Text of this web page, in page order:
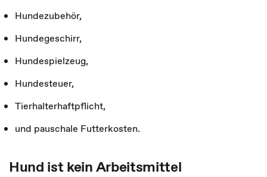
Hundezubehör,
Hundegeschirr,
Hundespielzeug,
Hundesteuer,
Tierhalterhaftpflicht,
und pauschale Futterkosten.
Hund ist kein Arbeitsmittel